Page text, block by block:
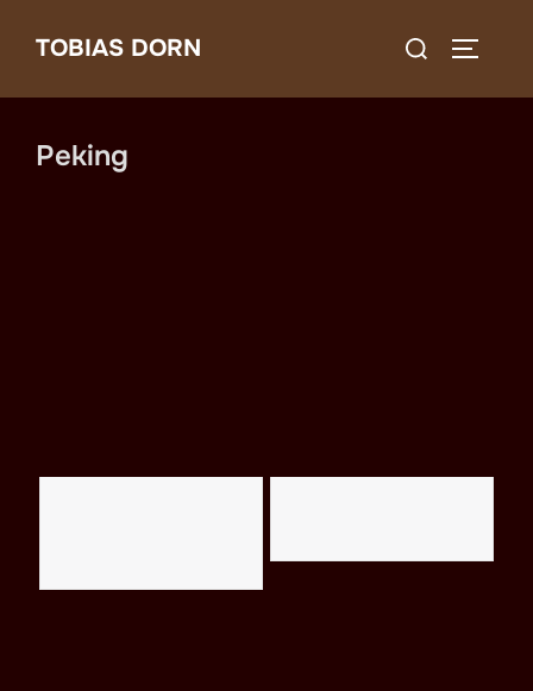
InhaltTOBIAS DORN
Suchen
Peking